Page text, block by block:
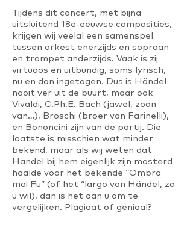
Tijdens dit concert, met bijna
uitsluitend 18e-eeuwse composities,
krijgen wij veelal een samenspel
tussen orkest enerzijds en sopraan
en trompet anderzijds. Vaak is zij
virtuoos en uitbundig, soms lyrisch,
nu en dan ingetogen. Dus is Händel
nooit ver uit de buurt, maar ook
Vivaldi, C.Ph.E. Bach (jawel, zoon
van…), Broschi (broer van Farinelli),
en Bononcini zijn van de partij. Die
laatste is misschien wat minder
bekend, maar als wij weten dat
Händel bij hem eigenlijk zijn mosterd
haalde voor het bekende “Ombra
mai Fu” (of het “largo van Händel, zo
u wil), dan is het aan u om te
vergelijken. Plagiaat of geniaal?